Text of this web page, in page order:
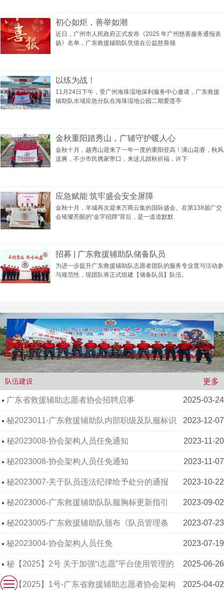
初心如炬，善举如潮
近日，广州市人民政府正式发布《2025 年广州慈善服务通报表
扬》名单，广东救援辅助队凭借在公益慈善领
以练为战！
11月24日下午，受广州海珠湿地保利服务中心邀请，广东救援
辅助队水域应急分队在海珠湿地公园二期爱莲亭
金秋重阳踏秀山，广辅守护暖人心
金秋十月，越秀山迎来了一年一度的重阳登高！满山花香，秋风
送爽，不少市民携家带口，来这儿踏秋祈福，许下
应急赋能 筑牢盛会安全屏障
金秋十月，羊城再次迎来万商云集的国际盛会。在第138届广交
会璀璨亮眼的“金字招牌”背后，是一道道默默
招募 | 广东救援辅助队储备队员
为进一步提升广东救援辅助队志愿者团队的服务专业度与活动参
与规范性，现团队将正式组建【储备队员】队伍。
队伍建设 更多
2025-06-26
秘【2025】2号 关于加强“i志愿”平台使用管理的
通知 2025-04-02
秘【2025】1号-广东省救援辅助志愿者协会架构
管理人员任免通知 2025-03-24
广东省救援辅助志愿者协会招聘启事
2023-12-07
秘2023011-广东救援辅助队内部职级及队服标识
佩戴规范指引（2023版） 2023-11-20
秘2023008-协会架构人员任免通知
2023-11-07
秘2023008-协会架构人员任免通知
2023-10-22
秘2023007-关于队员违法纪律给予处分的通报
2023-09-02
秘2023006-广东救援辅助队队服胸标更新指引
2023-07-23
秘2023005-广东救援辅助队颁布《队员管理条
例》（第一版） 2023-07-19
秘2023004-协会架构人员任免
2025-06-26
秘【2025】2号 关于加强“i志愿”平台使用管理的
通知 2025-04-02
秘【2025】1号-广东省救援辅助志愿者协会架构